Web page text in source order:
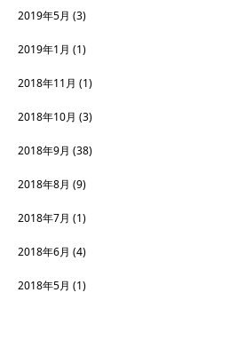
2019年5月 (3)
2019年1月 (1)
2018年11月 (1)
2018年10月 (3)
2018年9月 (38)
2018年8月 (9)
2018年7月 (1)
2018年6月 (4)
2018年5月 (1)